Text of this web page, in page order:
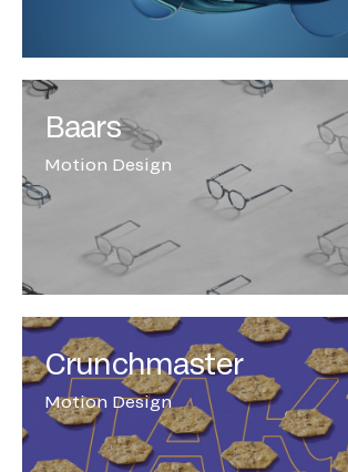
Baars
Motion Design
Crunchmaster
Motion Design